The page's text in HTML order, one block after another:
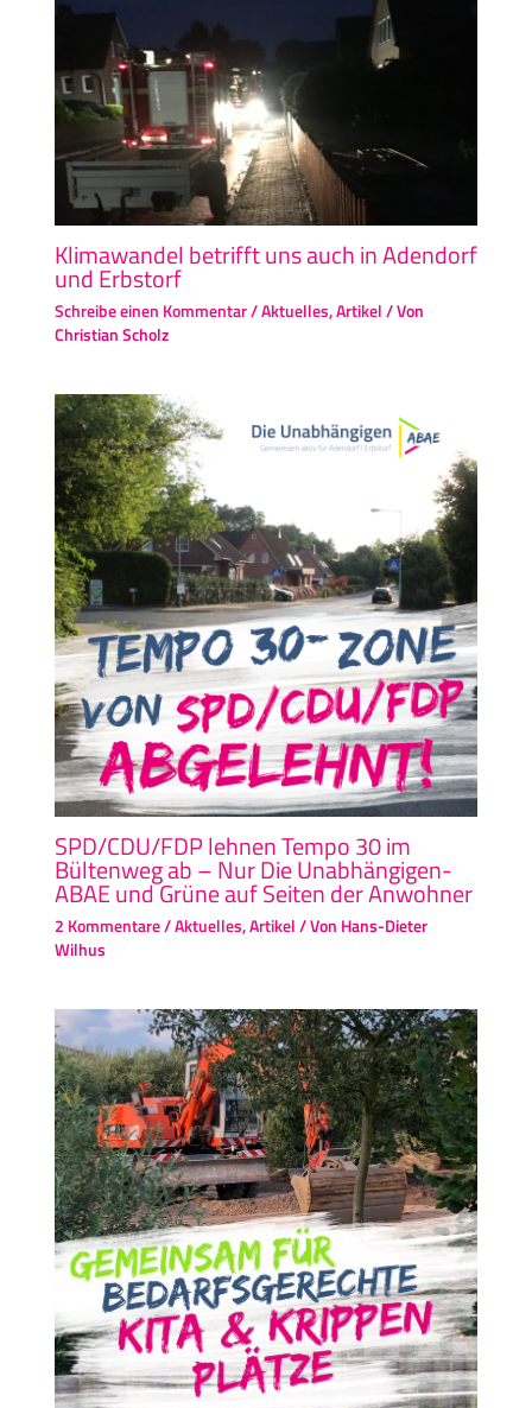
Klimawandel betrifft uns auch in Adendorf
und Erbstorf
Schreibe einen Kommentar/Aktuelles,Artikel/ Von
Christian Scholz
SPD/CDU/FDP lehnen Tempo 30 im
Bültenweg ab – Nur Die Unabhängigen-
ABAE und Grüne auf Seiten der Anwohner
2 Kommentare/Aktuelles,Artikel/ Von Hans-Dieter
Wilhus